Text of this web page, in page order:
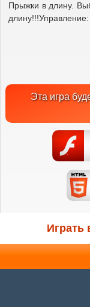
Прыжки в длину.
Эта игра
Играть